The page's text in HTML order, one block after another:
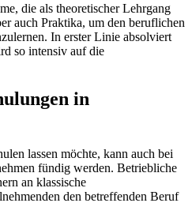
die als theoretischer Lehrgang
auch Praktika, um den beruflichen
In erster Linie absolviert
so intensiv auf die
in
lassen möchte, kann auch bei
fündig werden. Betriebliche
an klassische
den betreffenden Beruf